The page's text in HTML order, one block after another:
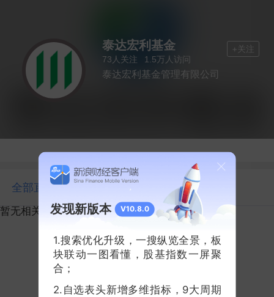
+关注
泰达宏利基金
73 人关注 1.5万 人访问
泰达宏利基金管理有限公司
全部直播
暂无相关直播发现新版本 V10.8.0
1.搜索优化升级，一搜纵览全景，板
块联动一图看懂，股基指数一屏聚
合；
2.自选表头新增多维指标，9大周期